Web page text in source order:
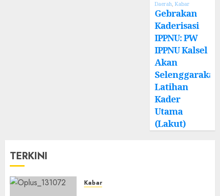
Daerah,Kabar
Gebrakan
Kaderisasi
IPPNU: PW
IPPNU Kalsel
Akan
Selenggarakan
Latihan
Kader
Utama
(Lakut)
TERKINI
Kabar